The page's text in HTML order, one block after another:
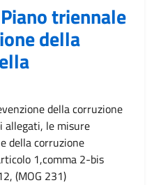
triennale
della
della corruzione
allegati, le misure
della corruzione
1,comma 2-bis
(MOG 231)